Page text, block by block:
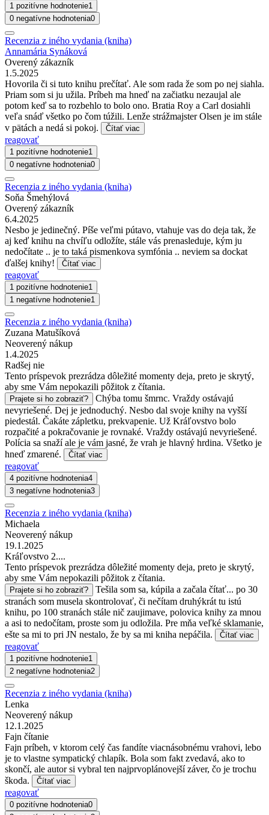
1 pozitívne hodnotenie1
0 negatívne hodnotenia0
Recenzia z iného vydania (kniha)
Annamária Synáková
Overený zákazník
1.5.2025
Hovorila či si tuto knihu prečítať. Ale som rada že som po nej siahla.
Priam som si ju užila. Príbeh ma hneď na začiatku nezaujal ale
potom keď sa to rozbehlo to bolo ono. Bratia Roy a Carl dosiahli
veľa snáď všetko po čom túžili. Lenže strážmajster Olsen je im stále
v pätách a nedá si pokoj.
Čítať viac
reagovať
1 pozitívne hodnotenie1
0 negatívne hodnotenia0
Recenzia z iného vydania (kniha)
Soňa Šmehýlová
Overený zákazník
6.4.2025
Nesbo je jedinečný. Píše veľmi pútavo, vtahuje vas do deja tak, že
aj keď knihu na chvíľu odložíte, stále vás prenasleduje, kým ju
nedočítate .. je to taká pismenkova symfónia .. neviem sa dockat
ďalšej knihy!
Čítať viac
reagovať
1 pozitívne hodnotenie1
1 negatívne hodnotenie1
Recenzia z iného vydania (kniha)
Zuzana Matušíková
Neoverený nákup
1.4.2025
Radšej nie
Tento príspevok prezrádza dôležité momenty deja, preto je skrytý,
aby sme Vám nepokazili pôžitok z čítania.
Prajete si ho zobraziť?
Chýba tomu šmrnc. Vraždy ostávajú
nevyriešené. Dej je jednoduchý. Nesbo dal svoje knihy na vyšší
piedestál. Čakáte zápletku, prekvapenie. Už Kráľovstvo bolo
rozpačité a pokračovanie je rovnaké. Vraždy ostávajú nevyriešené.
Polícia sa snaží ale je vám jasné, že vrah je hlavný hrdina. Všetko je
hneď zmarené.
Čítať viac
reagovať
4 pozitívne hodnotenia4
3 negatívne hodnotenia3
Recenzia z iného vydania (kniha)
Michaela
Neoverený nákup
19.1.2025
Kráľovstvo 2....
Tento príspevok prezrádza dôležité momenty deja, preto je skrytý,
aby sme Vám nepokazili pôžitok z čítania.
Prajete si ho zobraziť?
Tešila som sa, kúpila a začala čítať... po 30
stranách som musela skontrolovať, či nečítam druhýkrát tu istú
knihu, po 100 stranách stále nič zaujimave, polovica knihy za mnou
a asi to nedočítam, proste som ju odložila. Pre mňa veľké sklamanie,
ešte sa mi to pri JN nestalo, že by sa mi kniha nepáčila.
Čítať viac
reagovať
1 pozitívne hodnotenie1
2 negatívne hodnotenia2
Recenzia z iného vydania (kniha)
Lenka
Neoverený nákup
12.1.2025
Fajn čítanie
Fajn príbeh, v ktorom celý čas fandíte viacnásobnému vrahovi, lebo
je to vlastne sympatický chlapík. Bola som fakt zvedavá, ako to
skončí, ale autor si vybral ten najprvoplánovejší záver, čo je trochu
škoda.
Čítať viac
reagovať
0 pozitívne hodnotenia0